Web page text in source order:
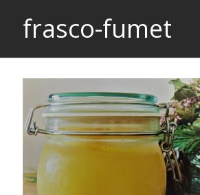
frasco-fumet